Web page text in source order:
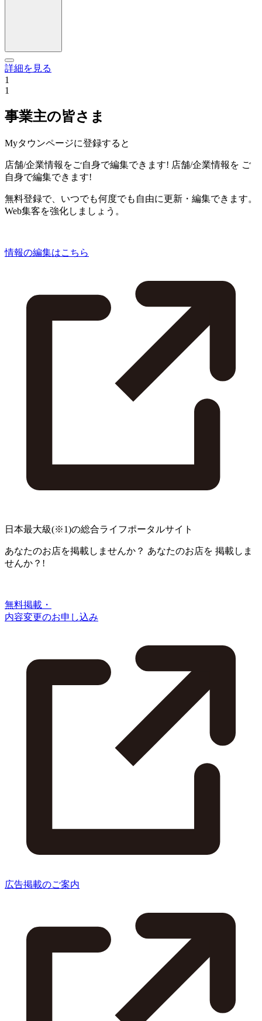
詳細を見る
1
1
事業主の皆さま
Myタウンページに登録すると
店舗/企業情報をご自身で編集できます! 店舗/企業情報を ご
自身で編集できます!
無料登録で、いつでも何度でも自由に更新・編集できます。
Web集客を強化しましょう。
情報の編集はこちら
日本最大級(※1)の総合ライフポータルサイト
あなたのお店を掲載しませんか？ あなたのお店を 掲載しま
せんか？!
無料掲載・
内容変更のお申し込み
広告掲載のご案内